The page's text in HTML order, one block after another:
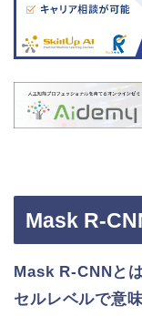
Mask R-
Mask R-CNNと
セルレベルで意